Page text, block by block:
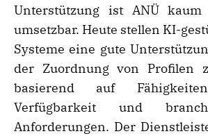
Unterstützung ist ANÜ
umsetzbar. Heute stellen KI-
Systeme eine gute
der Zuordnung von Profilen
basierend auf
Verfügbarkeit und
Anforderungen. Der